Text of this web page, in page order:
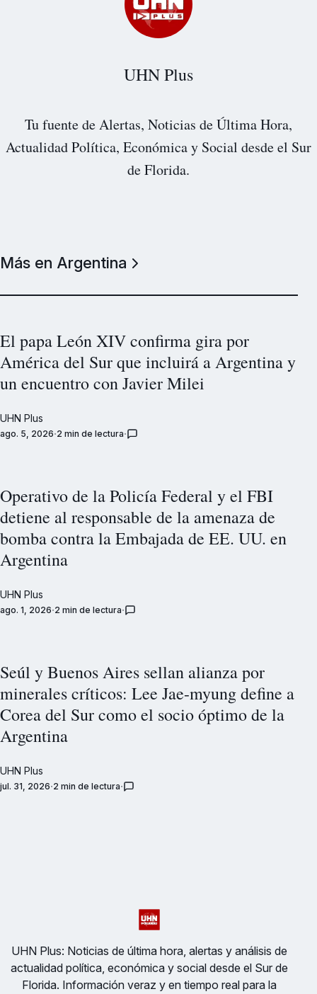
UHN Plus
Tu fuente de Alertas, Noticias de Última Hora,
Actualidad Política, Económica y Social desde el Sur
de Florida.
Más en Argentina
El papa León XIV confirma gira por
América del Sur que incluirá a Argentina y
un encuentro con Javier Milei
UHN Plus
ago. 5, 2026 2 min de lectura
Operativo de la Policía Federal y el FBI
detiene al responsable de la amenaza de
bomba contra la Embajada de EE. UU. en
Argentina
UHN Plus
ago. 1, 2026 2 min de lectura
Seúl y Buenos Aires sellan alianza por
minerales críticos: Lee Jae-myung define a
Corea del Sur como el socio óptimo de la
Argentina
UHN Plus
jul. 31, 2026 2 min de lectura
UHN Plus: Noticias de última hora, alertas y análisis de
actualidad política, económica y social desde el Sur de
Florida. Información veraz y en tiempo real para la